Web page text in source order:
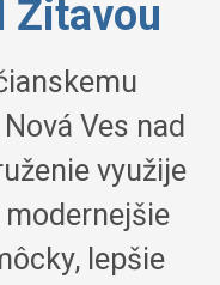
Žitavou
Ves nad
využije
lepšie